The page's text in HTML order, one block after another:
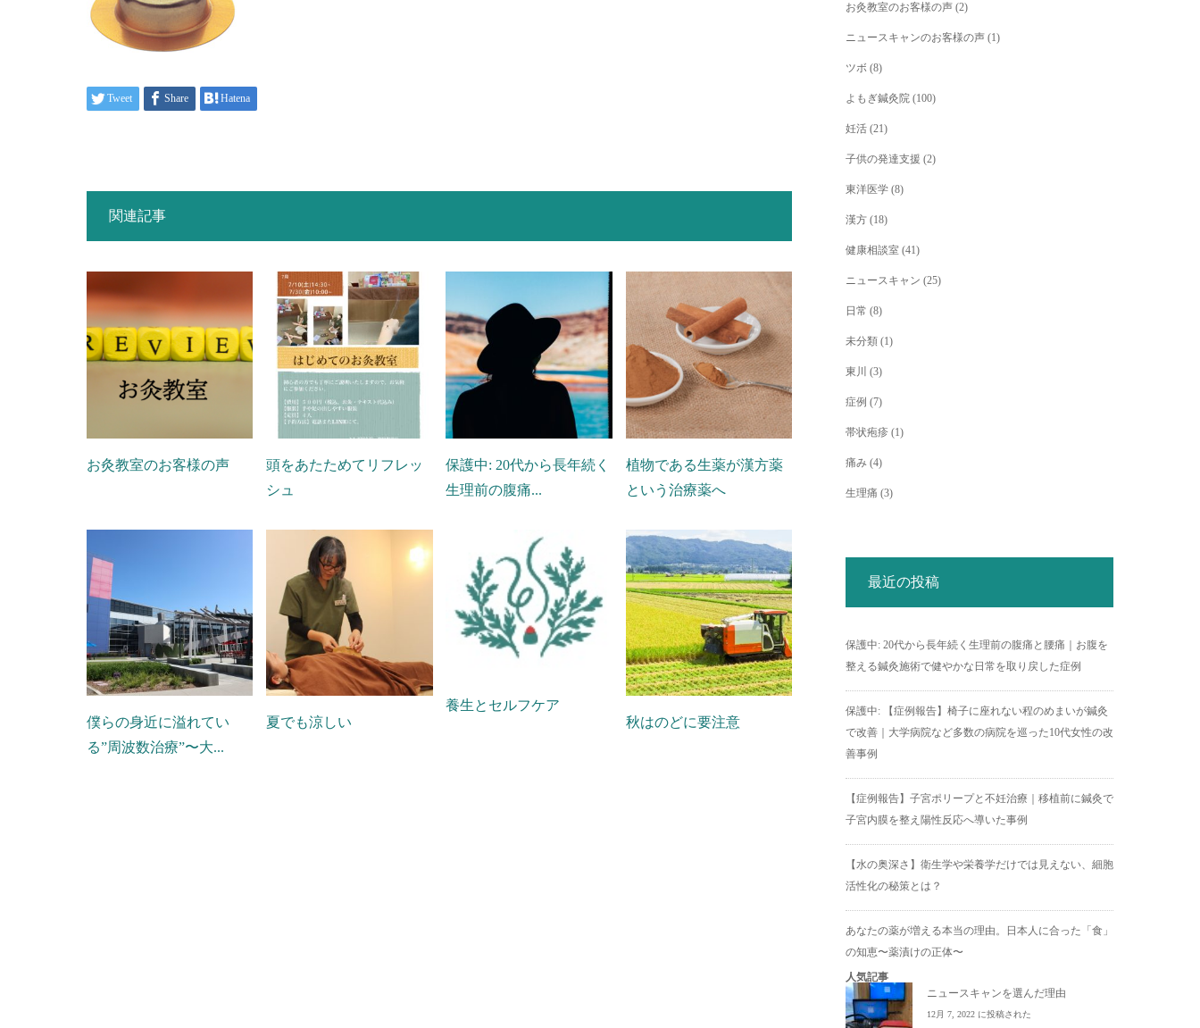
Tweet Share Hatena
関連記事
お灸教室のお客様の声
頭をあたためてリフレッ
シュ
保護中: 20代から長年続く
生理前の腹痛...
植物である生薬が漢方薬
という治療薬へ
僕らの身近に溢れてい
る”周波数治療”〜大...
夏でも涼しい
養生とセルフケア
秋はのどに要注意
お灸教室のお客様の声 (2)
ニュースキャンのお客様の声 (1)
ツボ (8)
よもぎ鍼灸院 (100)
妊活 (21)
子供の発達支援 (2)
東洋医学 (8)
漢方 (18)
健康相談室 (41)
ニュースキャン (25)
日常 (8)
未分類 (1)
東川 (3)
症例 (7)
帯状疱疹 (1)
痛み (4)
生理痛 (3)
最近の投稿
保護中: 20代から長年続く生理前の腹痛と腰痛｜お腹を
整える鍼灸施術で健やかな日常を取り戻した症例
保護中: 【症例報告】椅子に座れない程のめまいが鍼灸
で改善｜大学病院など多数の病院を巡った10代女性の改
善事例
【症例報告】子宮ポリープと不妊治療｜移植前に鍼灸で
子宮内膜を整え陽性反応へ導いた事例
【水の奥深さ】衛生学や栄養学だけでは見えない、細胞
活性化の秘策とは？
あなたの薬が増える本当の理由。日本人に合った「食」
の知恵〜薬漬けの正体〜
人気記事
ニュースキャンを選んだ理由
12月 7, 2022 に投稿された